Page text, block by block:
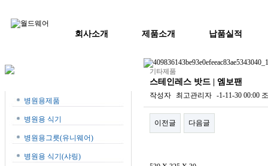
회사소개 제품소개 납품실적
병원용제품
병원용 식기
병원용그릇(유니웨어)
병원용 식기(샤링)
기타제품
스테인레스 밧드 | 엠보팬
작성자 최고관리자 -1-11-30 00:00
이전글 다음글